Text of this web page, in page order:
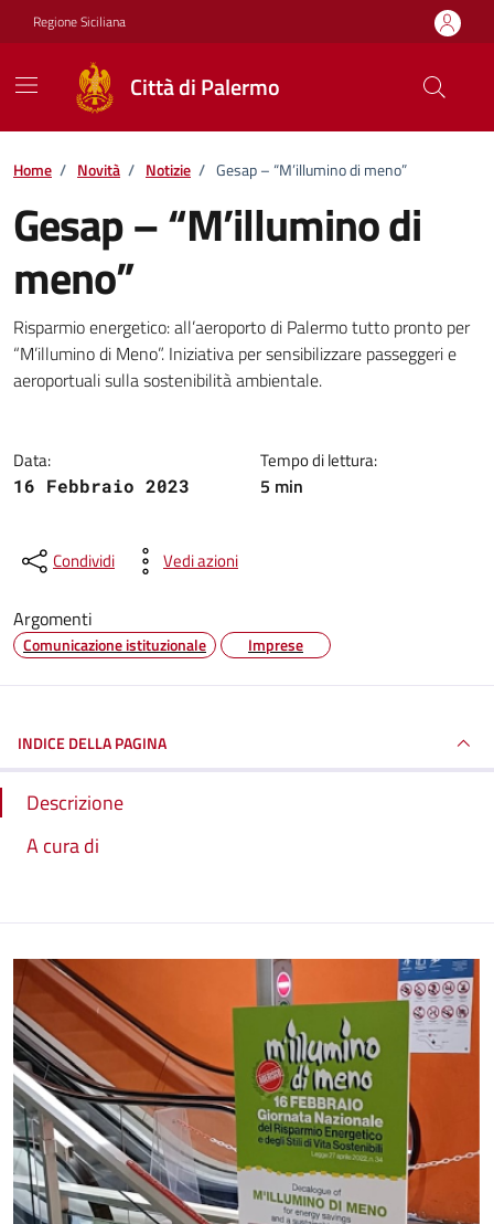
Vai ai contenuti
Vai al footer
Regione Siciliana
Città di Palermo
Home / Novità / Notizie / Gesap – “M’illumino di meno”
Gesap – “M’illumino di
meno”
Dettagli della notizia
Risparmio energetico: all’aeroporto di Palermo tutto pronto per
“M’illumino di Meno”. Iniziativa per sensibilizzare passeggeri e
aeroportuali sulla sostenibilità ambientale.
Data:
16 Febbraio 2023
Tempo di lettura:
5 min
Condividi Vedi azioni
Argomenti
Comunicazione istituzionale Imprese
INDICE DELLA PAGINA
Descrizione
A cura di